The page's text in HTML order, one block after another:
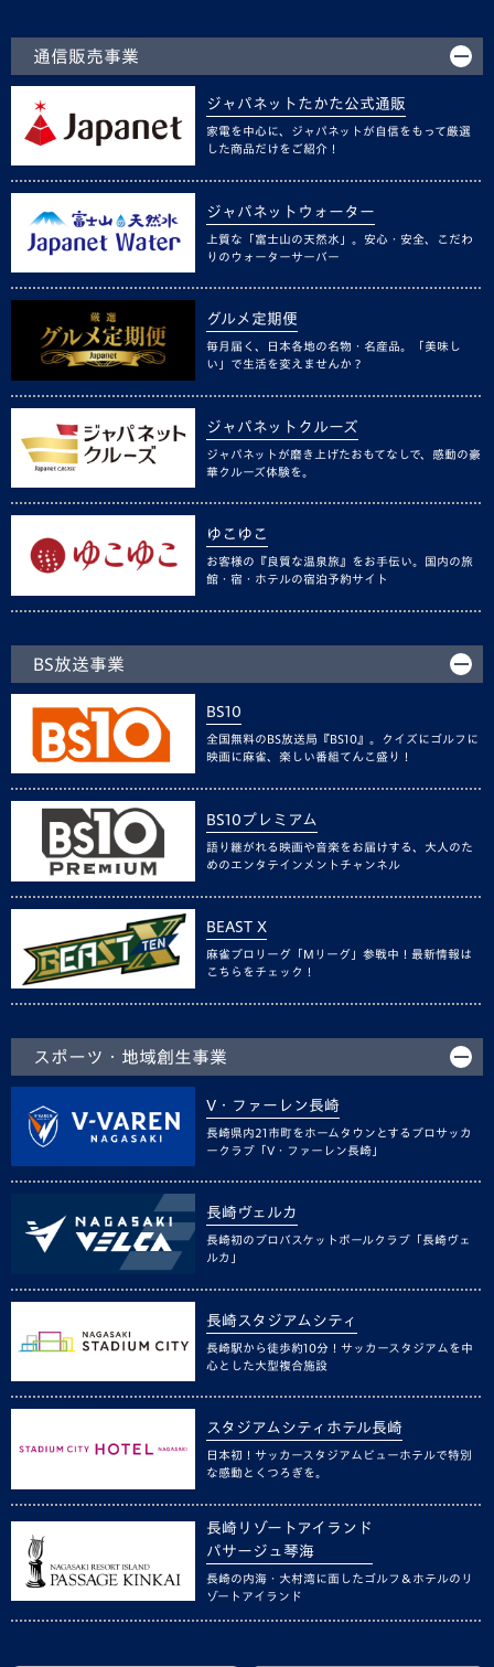
通信販売事業
ジャパネットたかた公式通販
家電を中心に、ジャパネットが自信をもって厳選
した商品だけをご紹介！
ジャパネットウォーター
上質な「富士山の天然水」。安心・安全、こだわ
りのウォーターサーバー
グルメ定期便
毎月届く、日本各地の名物・名産品。「美味し
い」で生活を変えませんか？
ジャパネットクルーズ
ジャパネットが磨き上げたおもてなしで、感動の豪
華クルーズ体験を。
ゆこゆこ
お客様の『良質な温泉旅』をお手伝い。国内の旅
館・宿・ホテルの宿泊予約サイト
BS放送事業
BS10
全国無料のBS放送局『BS10』。クイズにゴルフに
映画に麻雀、楽しい番組てんこ盛り！
BS10プレミアム
語り継がれる映画や音楽をお届けする、大人のた
めのエンタテインメントチャンネル
BEAST X
麻雀プロリーグ「Mリーグ」参戦中！最新情報は
こちらをチェック！
スポーツ・地域創生事業
V・ファーレン長崎
長崎県内21市町をホームタウンとするプロサッカ
ークラブ「V・ファーレン長崎」
長崎ヴェルカ
長崎初のプロバスケットボールクラブ「長崎ヴェ
ルカ」
長崎スタジアムシティ
長崎駅から徒歩約10分！サッカースタジアムを中
心とした大型複合施設
スタジアムシティホテル長崎
日本初！サッカースタジアムビューホテルで特別
な感動とくつろぎを。
長崎リゾートアイランド
パサージュ琴海
長崎の内海・大村湾に面したゴルフ＆ホテルのリ
ゾートアイランド